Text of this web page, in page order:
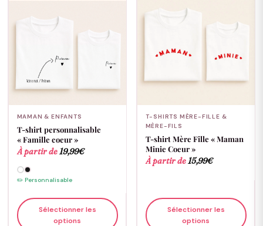
MAMAN & ENFANTS
T-shirt personnalisable
« Famille coeur »
À partir de19,99€
✏️ Personnalisable
Sélectionner les
options
T-SHIRTS MÈRE-FILLE &
MÈRE-FILS
T-shirt Mère Fille « Maman
Minie Coeur »
À partir de15,99€
Sélectionner les
options